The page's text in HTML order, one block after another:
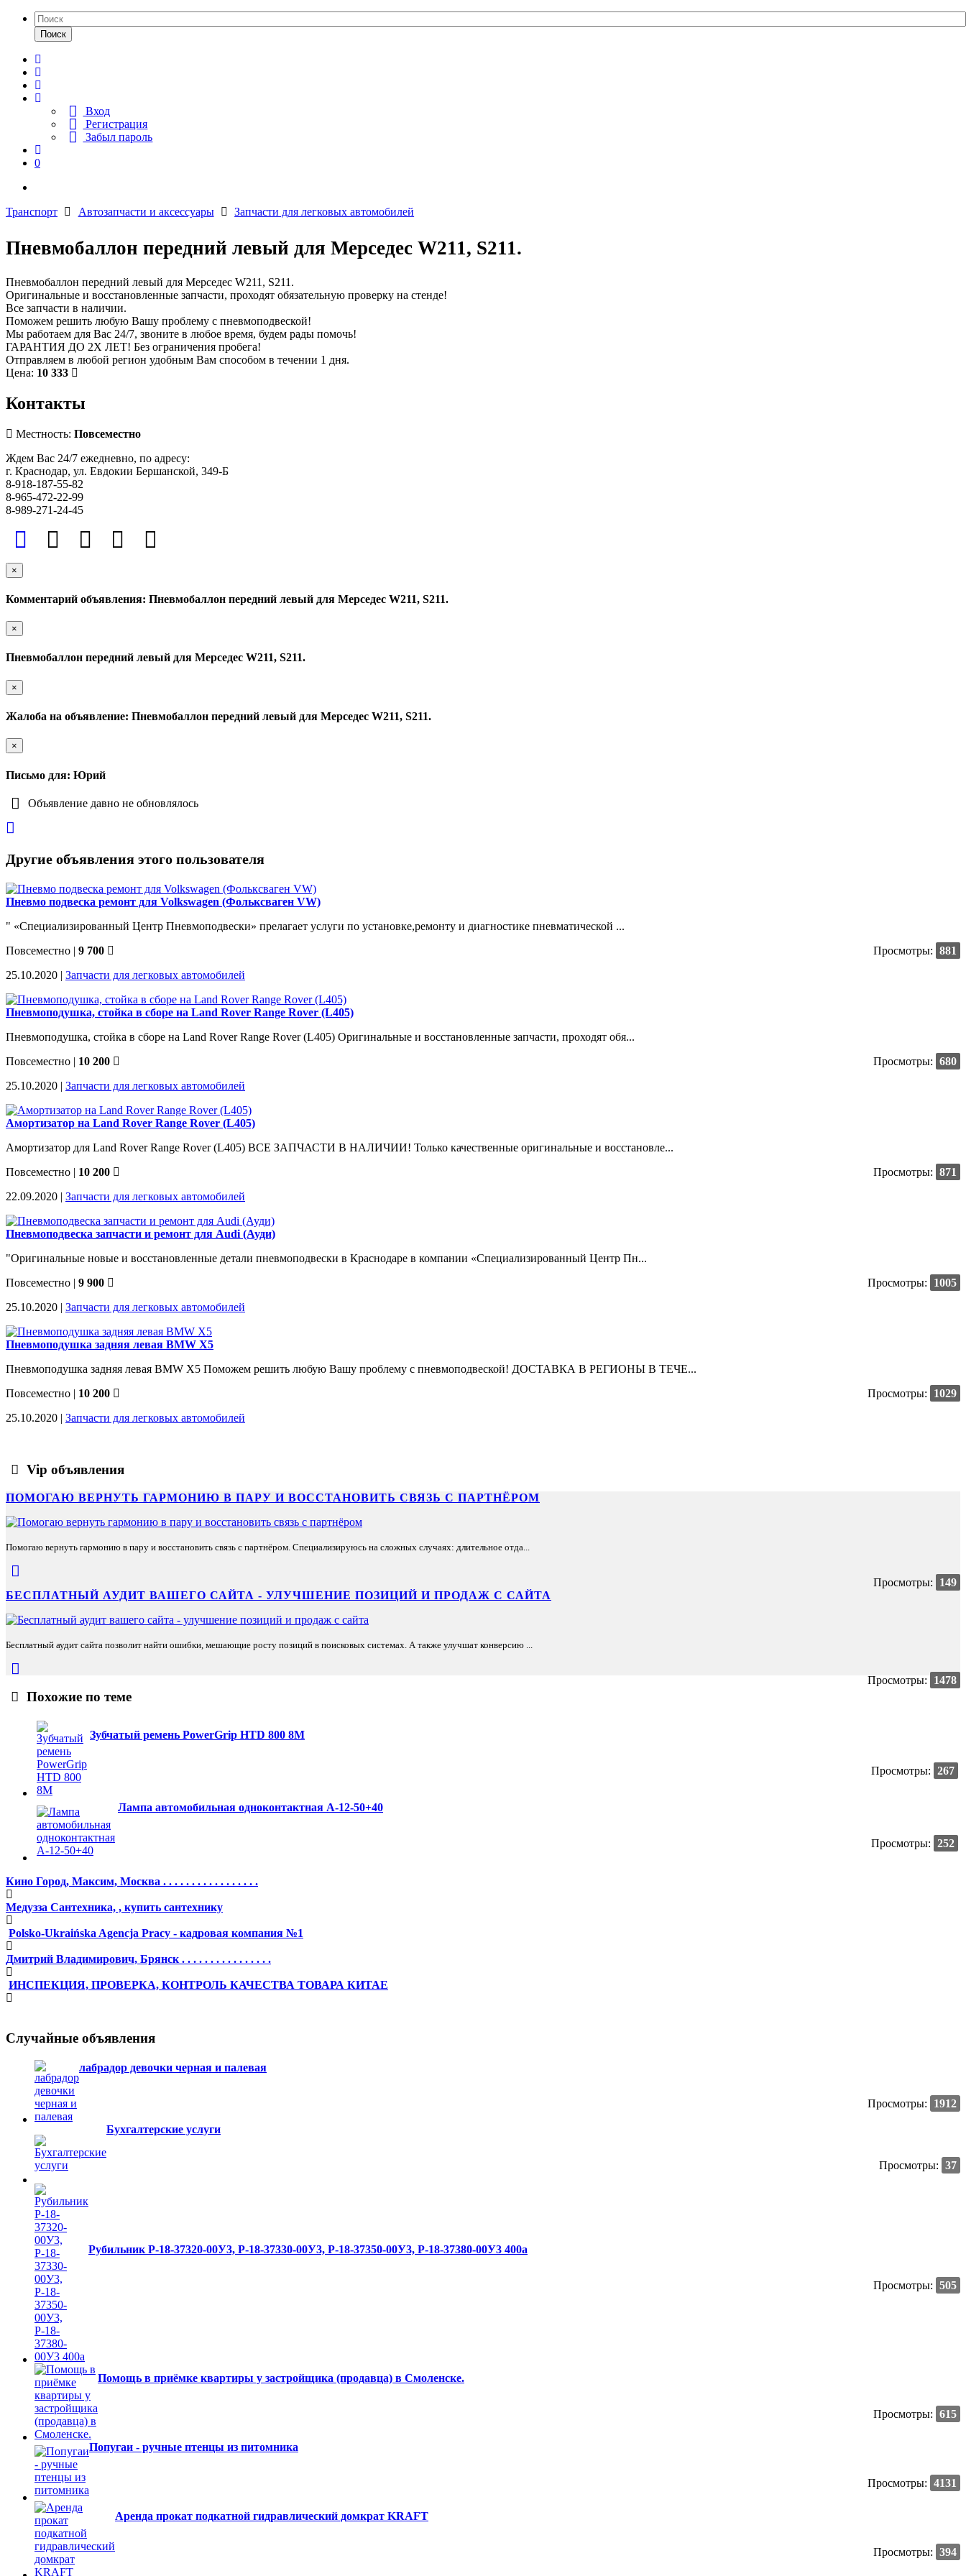
Поиск
Вход
Регистрация
Забыл пароль
0
Транспорт Автозапчасти и аксессуары Запчасти для легковых автомобилей
Пневмобаллон передний левый для Мерседес W211, S211.
Пневмобаллон передний левый для Мерседес W211, S211.
Оригинальные и восстановленные запчасти, проходят обязательную проверку на стенде!
Все запчасти в наличии.
Поможем решить любую Вашу проблему с пневмоподвеской!
Мы работаем для Вас 24/7, звоните в любое время, будем рады помочь!
ГАРАНТИЯ ДО 2Х ЛЕТ! Без ограничения пробега!
Отправляем в любой регион удобным Вам способом в течении 1 дня.
Цена: 10 333
Контакты
Местность: Повсеместно
Ждем Вас 24/7 ежедневно, по адресу:
г. Краснодар, ул. Евдокии Бершанской, 349-Б
8-918-187-55-82
8-965-472-22-99
8-989-271-24-45
×
Комментарий объявления: Пневмобаллон передний левый для Мерседес W211, S211.
×
Пневмобаллон передний левый для Мерседес W211, S211.
×
Жалоба на объявление: Пневмобаллон передний левый для Мерседес W211, S211.
×
Письмо для: Юрий
Объявление давно не обновлялось
Другие объявления этого пользователя
Пневмо подвеска ремонт для Volkswagen (Фольксваген VW)
" «Специализированный Центр Пневмоподвески» прелагает услуги по установке,ремонту и диагностике пневматической ...
Повсеместно | 9 700 Просмотры: 881
25.10.2020 | Запчасти для легковых автомобилей
Пневмоподушка, стойка в сборе на Land Rover Range Rover (L405)
Пневмоподушка, стойка в сборе на Land Rover Range Rover (L405) Оригинальные и восстановленные запчасти, проходят обя...
Повсеместно | 10 200 Просмотры: 680
25.10.2020 | Запчасти для легковых автомобилей
Амортизатор на Land Rover Range Rover (L405)
Амортизатор для Land Rover Range Rover (L405) ВСЕ ЗАПЧАСТИ В НАЛИЧИИ! Только качественные оригинальные и восстановле...
Повсеместно | 10 200 Просмотры: 871
22.09.2020 | Запчасти для легковых автомобилей
Пневмоподвеска запчасти и ремонт для Audi (Ауди)
"Оригинальные новые и восстановленные детали пневмоподвески в Краснодаре в компании «Специализированный Центр Пн...
Повсеместно | 9 900 Просмотры:
1005
25.10.2020 | Запчасти для легковых автомобилей
Пневмоподушка задняя левая BMW X5
Пневмоподушка задняя левая BMW X5 Поможем решить любую Вашу проблему с пневмоподвеской! ДОСТАВКА В РЕГИОНЫ В ТЕЧЕ...
Повсеместно | 10 200 Просмотры:
1029
25.10.2020 | Запчасти для легковых автомобилей
Vip объявления
ПОМОГАЮ ВЕРНУТЬ ГАРМОНИЮ В ПАРУ И ВОССТАНОВИТЬ СВЯЗЬ С ПАРТНЁРОМ
Помогаю вернуть гармонию в пару и восстановить связь с партнёром. Специализируюсь на сложных случаях: длительное отда...
Просмотры:
149
БЕСПЛАТНЫЙ АУДИТ ВАШЕГО САЙТА - УЛУЧШЕНИЕ ПОЗИЦИЙ И ПРОДАЖ С САЙТА
Бесплатный аудит сайта позволит найти ошибки, мешающие росту позиций в поисковых системах. А также улучшат конверсию ...
Просмотры: 1478
Похожие по теме
Зубчатый ремень PowerGrip HTD 800 8M
Просмотры: 267
Лампа автомобильная одноконтактная А-12-50+40
Просмотры: 252
Кино Город, Максим, Москва . . . . . . . . . . . . . . . . .
Медузза Сантехника, , купить сантехнику
Polsko-Ukraińska Agencja Pracy - кадровая компания №1
Дмитрий Владимирович, Брянск . . . . . . . . . . . . . . . .
ИНСПЕКЦИЯ, ПРОВЕРКА, КОНТРОЛЬ КАЧЕСТВА ТОВАРА КИТАЕ
Случайные объявления
лабрадор девочки черная и палевая
Просмотры: 1912
Бухгалтерские услуги
Просмотры: 37
Рубильник Р-18-37320-00У3, Р-18-37330-00У3, Р-18-37350-00У3, Р-18-37380-00У3 400а
Просмотры: 505
Помощь в приёмке квартиры у застройщика (продавца) в Смоленске.
Просмотры: 615
Попугаи - ручные птенцы из питомника
Просмотры: 4131
Аренда прокат подкатной гидравлический домкрат KRAFT
Просмотры: 394